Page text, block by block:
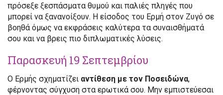
πρόσεξε ξεσπάσματα θυμού και παλιές πληγές που
μπορεί να ξανανοίξουν. Η είσοδος του Ερμή στον Ζυγό σε
βοηθά όμως να εκφράσεις καλύτερα τα συναισθήματά
σου και να βρεις πιο διπλωματικές λύσεις.
Παρασκευή 19 Σεπτεμβρίου
Ο Ερμής σχηματίζει αντίθεση με τον Ποσειδώνα,
φέρνοντας σύγχυση στα ερωτικά σου. Μην εμπιστεύεσαι